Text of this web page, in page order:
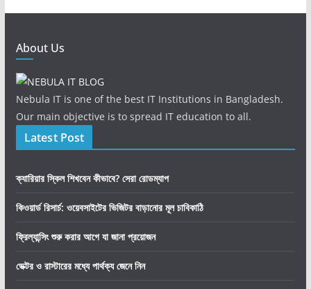
About Us
Nebula IT is one of the best IT Institutions in Bangladesh.
Our main objective is to spread IT education to all.
Latest Post
ক্যারিয়ার স্কিল শিখবেন কীভাবে? সেরা রোডম্যাপ
কিওয়ার্ড রিসার্চ: ওয়েবসাইটের ভিজিটর বাড়ানোর মূল চাবিকাঠি
ফ্রিল্যান্সিং শুরু করার আগে যা জানা প্রয়োজন
ভেক্টর ও রাস্টারের মধ্যে পার্থক্য জেনে নিন